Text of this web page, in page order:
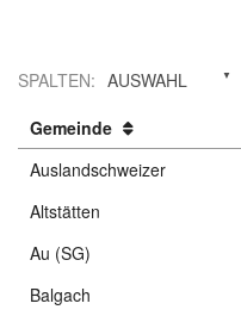
SPALTEN: AUSWAHL
Gemeinde
Auslandschweizer
Altstätten
Au (SG)
Balgach